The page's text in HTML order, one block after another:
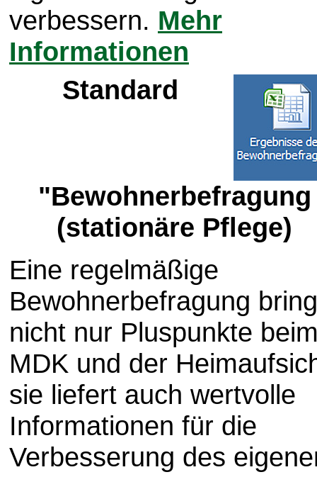
verbessern. Mehr
Informationen
Standard
"Bewohnerbefragung
(stationäre Pflege)
Eine regelmäßige
Bewohnerbefragung
nicht nur Pluspunkte
MDK und der
sie liefert auch wertvolle
Informationen für die
Verbesserung des